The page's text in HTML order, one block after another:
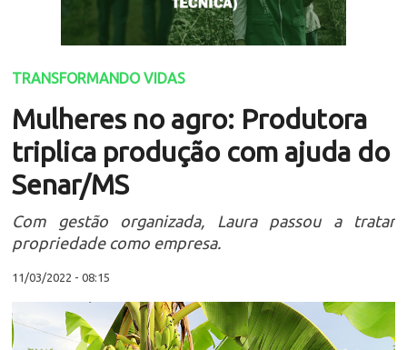
TRANSFORMANDO VIDAS
Mulheres no agro: Produtora
triplica produção com ajuda do
Senar/MS
Com gestão organizada, Laura passou a tratar
propriedade como empresa.
11/03/2022 - 08:15